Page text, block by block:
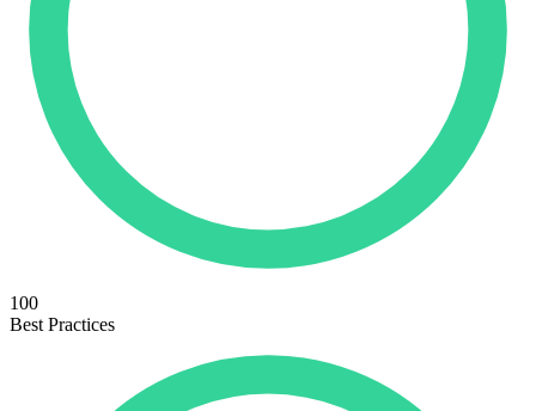
100
Best Practices